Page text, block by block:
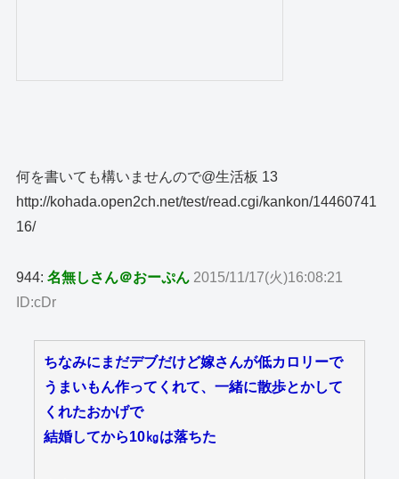
何を書いても構いませんので@生活板 13
http://kohada.open2ch.net/test/read.cgi/kankon/14460741
16/
944:名無しさん＠おーぷん 2015/11/17(火)16:08:21
ID:cDr
ちなみにまだデブだけど嫁さんが低カロリーで
うまいもん作ってくれて、一緒に散歩とかして
くれたおかげで
結婚してから10㎏は落ちた